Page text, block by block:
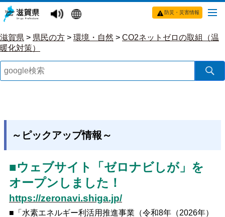
防災・災害情報
滋賀県 > 県民の方 > 環境・自然 > CO2ネットゼロの取組（温
暖化対策）
～ピックアップ情報～
■ウェブサイト「ゼロナビしが」を
オープンしました！
https://zeronavi.shiga.jp/
■「水素エネルギー利活用推進事業（令和8年（2026年）